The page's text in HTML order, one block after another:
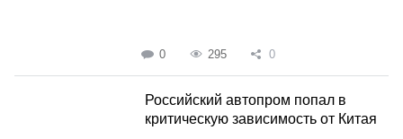
0 295 0
Российский автопром попал в
критическую зависимость от Китая